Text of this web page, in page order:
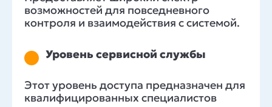
возможностей для повседневного
контроля и взаимодействия с системой.
Уровень сервисной службы
Этот уровень доступа предназначен для
квалифицированных специалистов